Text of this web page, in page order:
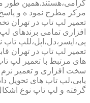
گرامی،هستند.همین طور
مرکز مطرح نمود ه و
تعمیر لپ تاپ در تهران
افزاری تمامی برندهای
پی،ایسر،دل،اپل،للپ
تعمیر لپ تاپ در تهران
های مرتبط با تعمیر لپ
سخت افزاری و تعمیر نرم
یابی،لپ تاپ های تحویل
گرفته و لپ تاپ نوع